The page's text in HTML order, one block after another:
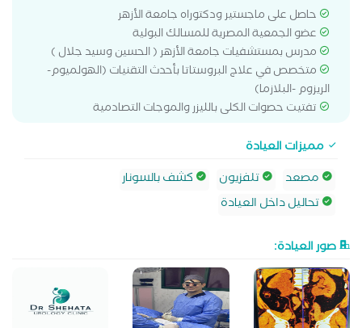
حاصل على ماجستير ودكتوراه جامعة الأزهر
عضو الجمعية المصرية للمسالك البولية
مدرس بمستشفيات جامعة الأزهر ( الحسين وسيد جلال )
متخصص في علاج البروستاتا بأحدث التقنيات (الهولميوم-
الريزوم -البلازما)
تفتيت حصوات الكلى بالليزر والموجات التصادمية
مميزات العيادة
مصعد
تلفزيون
كشف بالسونار
تحاليل داخل العيادة
صور العيادة: